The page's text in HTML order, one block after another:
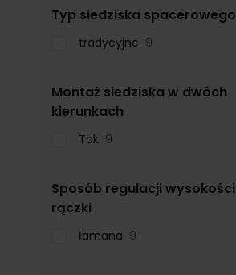
Typ siedziska spacerowego
tradycyjne 9
Montaż siedziska w dwóch
kierunkach
Tak 9
Sposób regulacji wysokości
rączki
łamana 9